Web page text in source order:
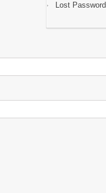
Lost Password